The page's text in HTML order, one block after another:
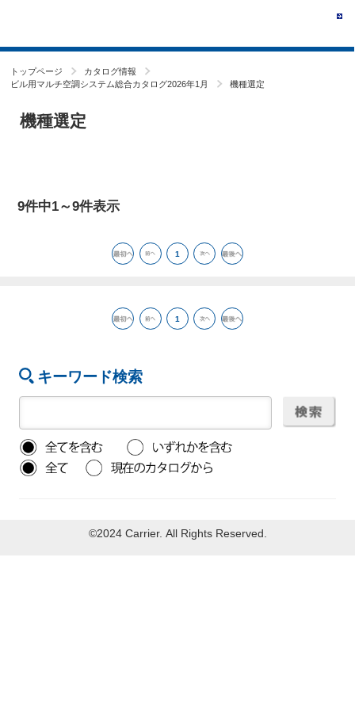
トップページ
カタログ情報
ビル用マルチ空調システム総合カタログ2026年1月
機種選定
機種選定
9件中1～9件表示
1
1
キーワード検索
©2024 Carrier. All Rights Reserved.